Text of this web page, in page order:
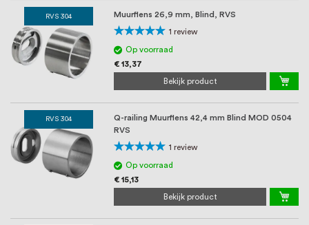
RVS 304 Muurflens 26,9 mm, Blind, RVS
Waardering:
100%
1 review
Op voorraad
€ 13,37
Bekijk product
RVS 304
Q-railing Muurflens 42,4 mm Blind MOD 0504
RVS
Waardering:
100%
1 review
Op voorraad
€ 15,13
Bekijk product